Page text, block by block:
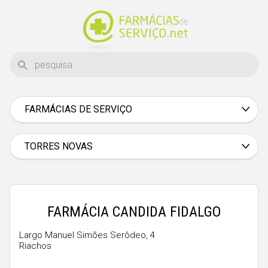
FARMÁCIAS DE SERVIÇO
Braga
Bragança
Castelo Branco
Évora
TORRES NOVAS
FARMÁCIA CANDIDA FIDALGO
Largo Manuel Simões Serôdeo, 4
Riachos